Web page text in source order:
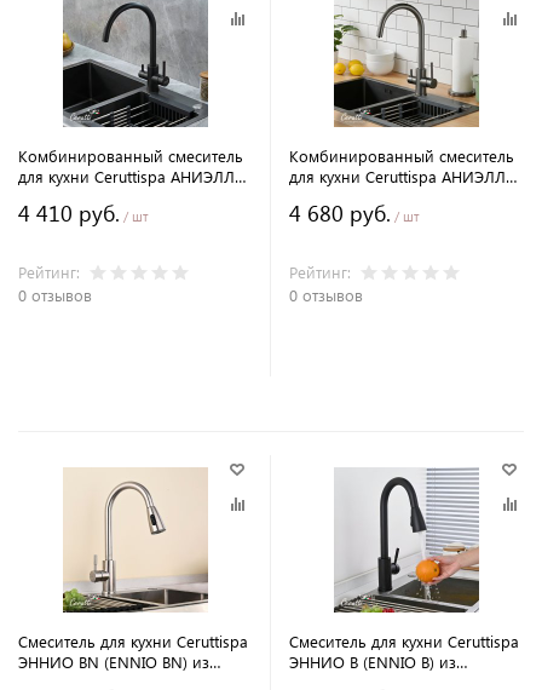
Комбинированный смеситель
для кухни Ceruttispa АНИЭЛЛО
стали, цвет черный матовый
4 410 руб. / шт
Рейтинг:
0 отзывов
Комбинированный смеситель
для кухни Ceruttispa АНИЭЛЛО
нержавеющей стали, цвет
4 680 руб. / шт
Рейтинг:
0 отзывов
Смеситель для кухни Ceruttispa
ЭННИО BN (ENNIO BN) из
Смеситель для кухни Ceruttispa
ЭННИО B (ENNIO B) из